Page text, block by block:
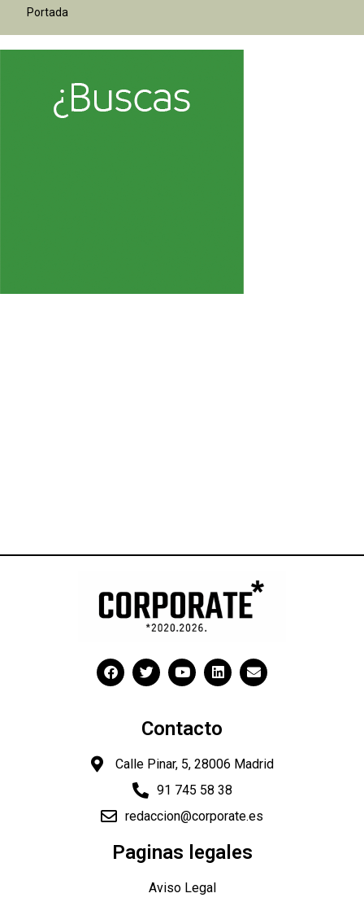
Portada
Contacto
Calle Pinar, 5, 28006 Madrid
91 745 58 38
redaccion@corporate.es
Paginas legales
Aviso Legal